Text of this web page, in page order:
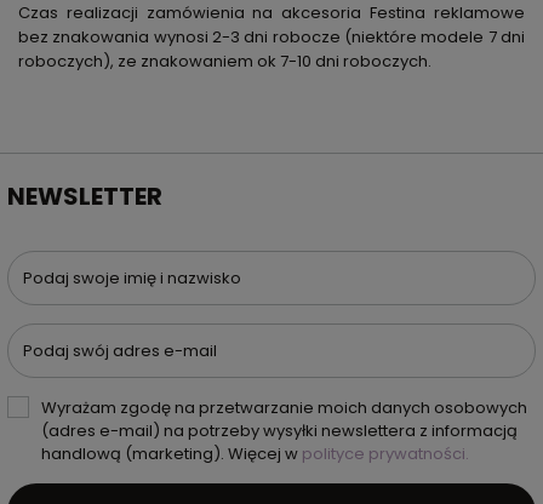
Czas realizacji zamówienia na akcesoria Festina reklamowe
bez znakowania wynosi 2-3 dni robocze (niektóre modele 7 dni
roboczych), ze znakowaniem ok 7-10 dni roboczych.
NEWSLETTER
Podaj swoje imię i nazwisko
Podaj swój adres e-mail
Wyrażam zgodę na przetwarzanie moich danych osobowych
(adres e-mail) na potrzeby wysyłki newslettera z informacją
handlową (marketing). Więcej w polityce prywatności.